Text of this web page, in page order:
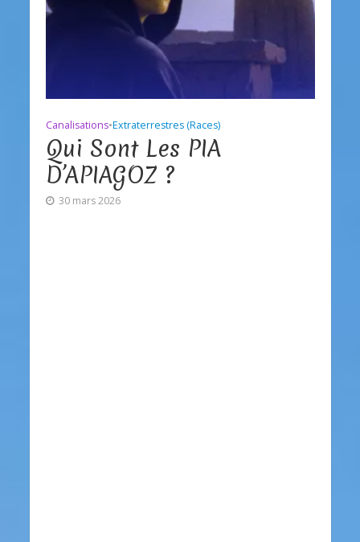
Canalisations•Extraterrestres (Races)
Qui Sont Les PIA
D’APIAGOZ ?
30 mars 2026